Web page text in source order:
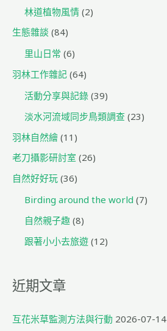
座
「美
麗
翼、
可
愛
的
鸚
飛
林道植物風情 (2)
生態雜談 (84)
里山日常 (6)
羽林工作雜記 (64)
活動分享與記錄 (39)
淡水河流域同步鳥類調查 (23)
羽林自然繪 (11)
老刀攝影研討室 (26)
自然好好玩 (36)
Birding around the world (7)
自然親子趣 (8)
跟著小小去旅遊 (12)
近期文章
互花米草監測方法與行動 2026-07-14